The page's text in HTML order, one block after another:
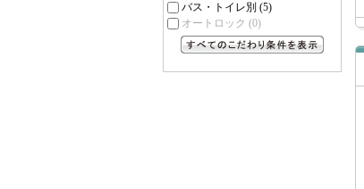
バス・トイレ別 (5)
オートロック (0)